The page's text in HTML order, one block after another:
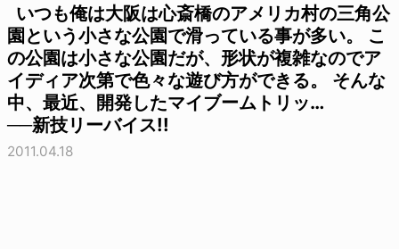
いつも俺は大阪は心斎橋のアメリカ村の三角公
園という小さな公園で滑っている事が多い。 こ
の公園は小さな公園だが、形状が複雑なのでア
イディア次第で色々な遊び方ができる。 そんな
中、最近、開発したマイブームトリッ…
──新技リーバイス!!
2011.04.18